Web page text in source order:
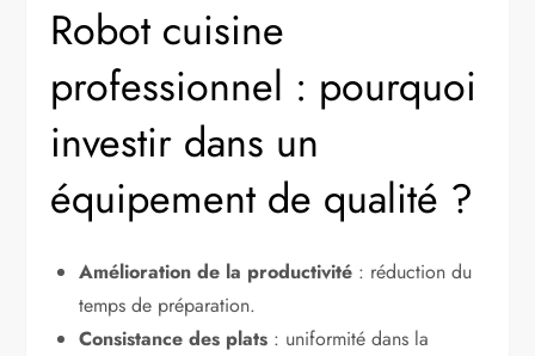
Robot cuisine
professionnel : pourquoi
investir dans un
équipement de qualité ?
Amélioration de la productivité : réduction du
temps de préparation.
Consistance des plats : uniformité dans la